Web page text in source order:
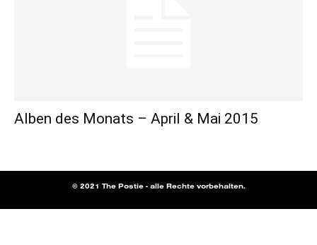
Alben des Monats – April & Mai 2015
© 2021 The Postie - alle Rechte vorbehalten.